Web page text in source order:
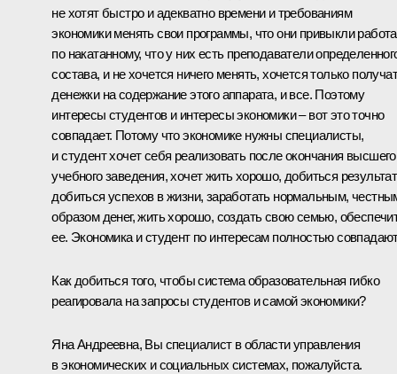
не хотят быстро и адекватно времени и требованиям
экономики менять свои программы, что они привыкли
по накатанному, что у них есть преподаватели
состава, и не хочется ничего менять, хочется только
денежки на содержание этого аппарата, и все. Поэтому
интересы студентов и интересы экономики – вот это точно
совпадает. Потому что экономике нужны специалисты,
и студент хочет себя реализовать после окончания высшего
учебного заведения, хочет жить хорошо, добиться
добиться успехов в жизни, заработать нормальным,
образом денег, жить хорошо, создать свою семью,
ее. Экономика и студент по интересам полностью
Как добиться того, чтобы система образовательная гибко
реагировала на запросы студентов и самой экономики?
Яна Андреевна, Вы специалист в области управления
в экономических и социальных системах, пожалуйста.